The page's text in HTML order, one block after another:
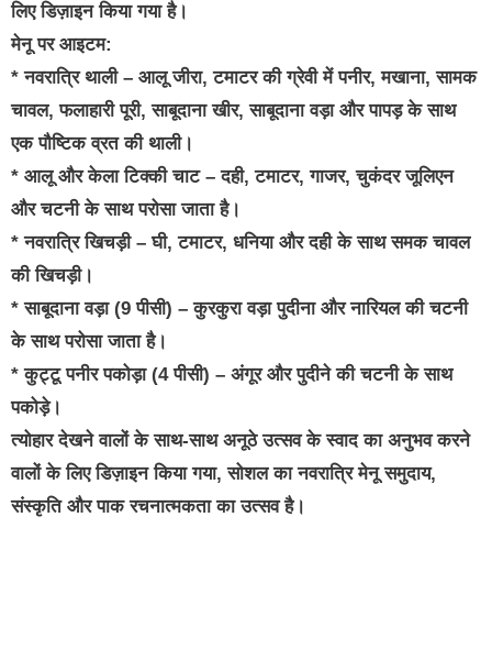
लिए डिज़ाइन किया गया है।
मेनू पर आइटम:
* नवरात्रि थाली – आलू जीरा, टमाटर की ग्रेवी में पनीर, मखाना, सामक
चावल, फलाहारी पूरी, साबूदाना खीर, साबूदाना वड़ा और पापड़ के साथ
एक पौष्टिक व्रत की थाली।
* आलू और केला टिक्की चाट – दही, टमाटर, गाजर, चुकंदर जूलिएन
और चटनी के साथ परोसा जाता है।
* नवरात्रि खिचड़ी – घी, टमाटर, धनिया और दही के साथ समक चावल
की खिचड़ी।
* साबूदाना वड़ा (9 पीसी) – कुरकुरा वड़ा पुदीना और नारियल की चटनी
के साथ परोसा जाता है।
* कुट्टू पनीर पकोड़ा (4 पीसी) – अंगूर और पुदीने की चटनी के साथ
पकोड़े।
त्योहार देखने वालों के साथ-साथ अनूठे उत्सव के स्वाद का अनुभव करने
वालों के लिए डिज़ाइन किया गया, सोशल का नवरात्रि मेनू समुदाय,
संस्कृति और पाक रचनात्मकता का उत्सव है।